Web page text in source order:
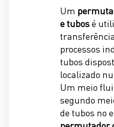
Um
e tubosé
processos
tubos
localizado
Um meio
segundo
de tubos no